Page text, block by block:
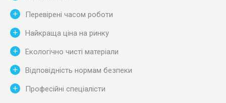
Перевірені часом роботи
Найкраща ціна на ринку
Екологічно чисті матеріали
Відповідність нормам безпеки
Професійні спеціалісти